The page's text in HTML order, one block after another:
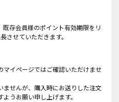
存会員様のポイント有効期限をリ
させていただきます。
マイページではご確認いただけませ
ませんが、購入時にお送りした注文
うお願い申し上げます。